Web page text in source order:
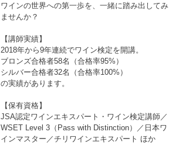
ワインの世界への第一歩を、一緒に踏み出してみ
ませんか？
【講師実績】
2018年から9年連続でワイン検定を開講。
ブロンズ合格者58名（合格率95%）
シルバー合格者32名（合格率100%）
の実績があります。
【保有資格】
JSA認定ワインエキスパート・ワイン検定講師／
WSET Level 3（Pass with Distinction）／日本ワ
インマスター／チリワインエキスパート ほか